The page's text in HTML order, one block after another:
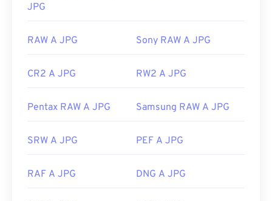
JPG
RAW A JPG Sony RAW A JPG
CR2 A JPG RW2 A JPG
Pentax RAW A JPG Samsung RAW A JPG
SRW A JPG PEF A JPG
RAF A JPG DNG A JPG